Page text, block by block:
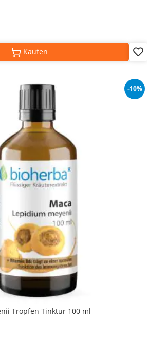
Kaufen
Add
List
-10%
Tropfen Tinktur 100 ml